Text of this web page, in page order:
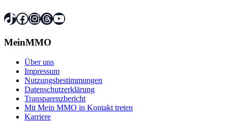
TikTok
Facebook
Instagram
Threads
YouTube
MeinMMO
Über uns
Impressum
Nutzungsbestimmungen
Datenschutzerklärung
Transparenzbericht
Mit Mein MMO in Kontakt treten
Karriere